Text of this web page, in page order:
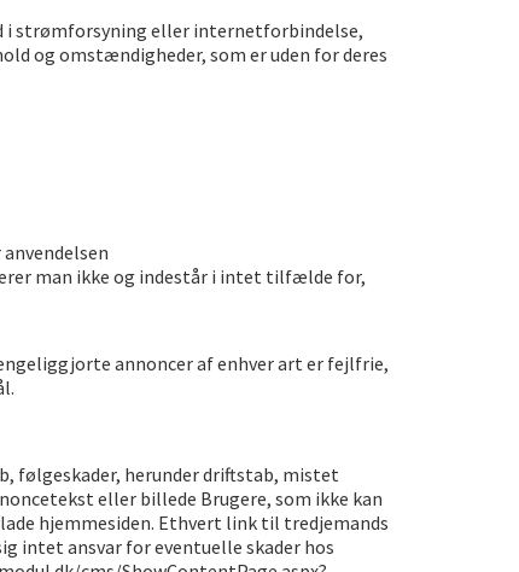
i strømforsyning eller internetforbindelse,
og omstændigheder, som er uden for deres
man ikke og indestår i intet tilfælde for,
annoncer af enhver art er fejlfrie,
følgeskader, herunder driftstab, mistet
eller billede Brugere, som ikke kan
hjemmesiden. Ethvert link til tredjemands
intet ansvar for eventuelle skader hos